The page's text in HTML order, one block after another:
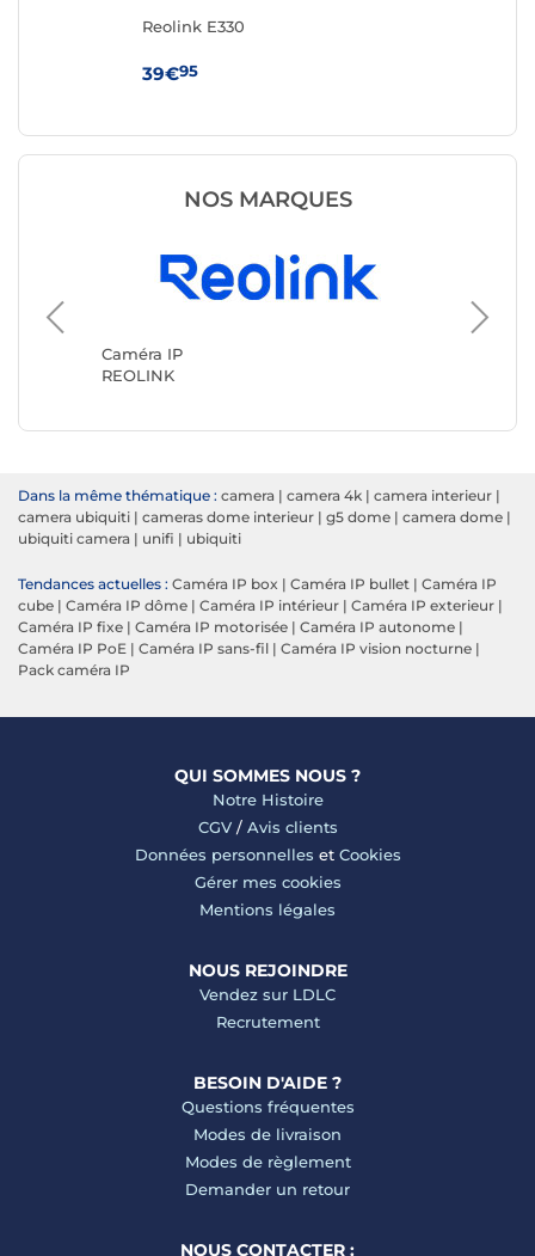
Reolink E330
39€95
NOS MARQUES
Caméra IP
REOLINK
Caméra
TP-LINK
Dans la même thématique : camera | camera 4k | camera interieur |
camera ubiquiti | cameras dome interieur | g5 dome | camera dome |
ubiquiti camera | unifi | ubiquiti
Tendances actuelles : Caméra IP box | Caméra IP bullet | Caméra IP
cube | Caméra IP dôme | Caméra IP intérieur | Caméra IP exterieur |
Caméra IP fixe | Caméra IP motorisée | Caméra IP autonome |
Caméra IP PoE | Caméra IP sans-fil | Caméra IP vision nocturne |
Pack caméra IP
QUI SOMMES NOUS ?
Notre Histoire
CGV/ Avis clients
Données personnelles et Cookies
Gérer mes cookies
Mentions légales
NOUS REJOINDRE
Vendez sur LDLC
Recrutement
BESOIN D'AIDE ?
Questions fréquentes
Modes de livraison
Modes de règlement
Demander un retour
NOUS CONTACTER :